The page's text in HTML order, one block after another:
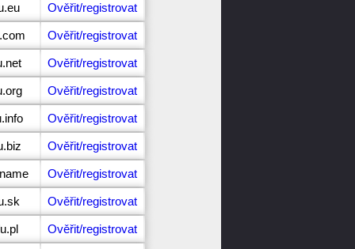
Ověřit/registrovat
Ověřit/registrovat
Ověřit/registrovat
Ověřit/registrovat
Ověřit/registrovat
Ověřit/registrovat
Ověřit/registrovat
Ověřit/registrovat
Ověřit/registrovat